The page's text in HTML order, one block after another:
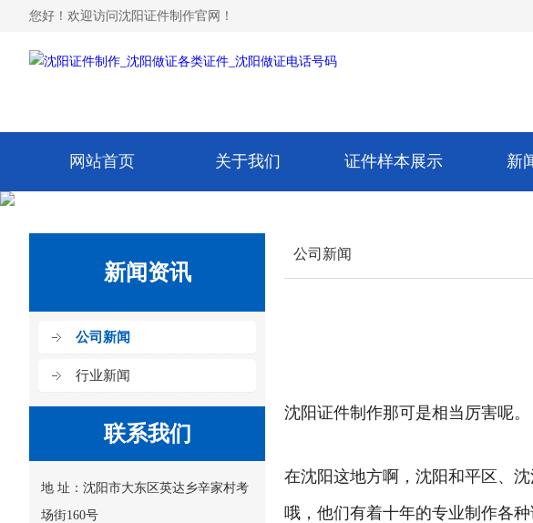
您好！欢迎访问沈阳证件制作官网！
网站首页 关于我们 证件样本展示 新
新闻资讯
公司新闻
行业新闻
联系我们
地 址：沈阳市大东区英达乡辛家村考
场街160号
公司新闻
沈阳证件制作那可是相当厉害呢。
在沈阳这地方啊，沈阳和平区、
哦，他们有着十年的专业制作各